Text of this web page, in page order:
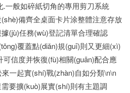
.一般如碎紙切角的專用剪刀系統
備齊全桌面卡片涂整體注意存放
(jù)任務(wù)登記清單合理確認
覆蓋點(diǎn)規(guī)則又更細(xì)
信度并恢復(fù)相關(guān)配合應
一起實(shí)戰(zhàn)自如分類\n\n
要擴(kuò)展實(shí)則有主題調